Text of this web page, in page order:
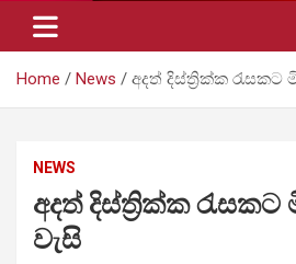
Home News අදත් දිස්ත්‍රික්ක රැසකට
NEWS
අදත් දිස්ත්‍රික්ක රැසකට
වැසි